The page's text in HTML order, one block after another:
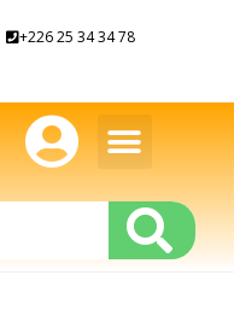
+226 25 34 34 78